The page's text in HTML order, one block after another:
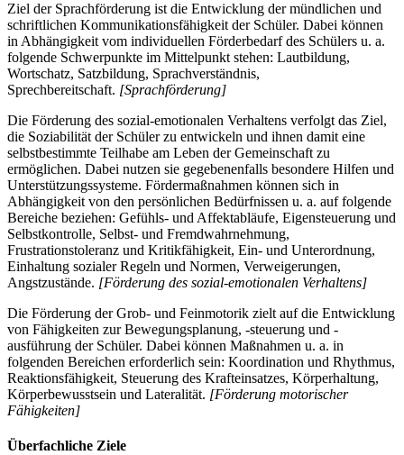
Ziel der Sprachförderung ist die Entwicklung der mündlichen und
schriftlichen Kommunikationsfähigkeit der Schüler. Dabei können
in Abhängigkeit vom individuellen Förderbedarf des Schülers u. a.
folgende Schwerpunkte im Mittelpunkt stehen: Lautbildung,
Wortschatz, Satzbildung, Sprachverständnis,
Sprechbereitschaft. [Sprachförderung]
Die Förderung des sozial-emotionalen Verhaltens verfolgt das Ziel,
die Soziabilität der Schüler zu entwickeln und ihnen damit eine
selbstbestimmte Teilhabe am Leben der Gemeinschaft zu
ermöglichen. Dabei nutzen sie gegebenenfalls besondere Hilfen und
Unterstützungssysteme. Fördermaßnahmen können sich in
Abhängigkeit von den persönlichen Bedürfnissen u. a. auf folgende
Bereiche beziehen: Gefühls- und Affektabläufe, Eigensteuerung und
Selbstkontrolle, Selbst- und Fremdwahrnehmung,
Frustrationstoleranz und Kritikfähigkeit, Ein- und Unterordnung,
Einhaltung sozialer Regeln und Normen, Verweigerungen,
Angstzustände. [Förderung des sozial-emotionalen Verhaltens]
Die Förderung der Grob- und Feinmotorik zielt auf die Entwicklung
von Fähigkeiten zur Bewegungsplanung, -steuerung und -
ausführung der Schüler. Dabei können Maßnahmen u. a. in
folgenden Bereichen erforderlich sein: Koordination und Rhythmus,
Reaktionsfähigkeit, Steuerung des Krafteinsatzes, Körperhaltung,
Körperbewusstsein und Lateralität. [Förderung motorischer
Fähigkeiten]
Überfachliche Ziele